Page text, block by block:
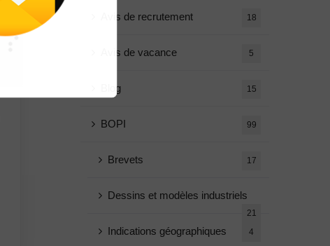
Avis de recrutement 18
Avis de vacance 5
Blog 15
BOPI 99
Brevets 17
Dessins et modèles industriels
21
Indications géographiques 4